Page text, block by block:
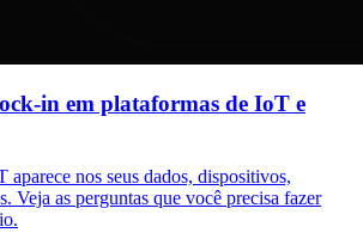
in em plataformas de IoT e
nos seus dados, dispositivos,
Veja as perguntas que você precisa fazer